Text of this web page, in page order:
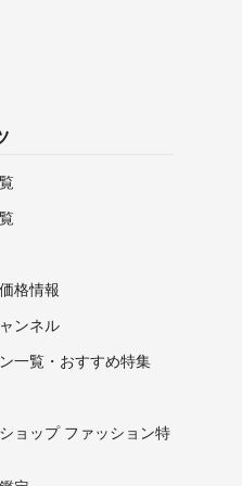
格情報
ンネル
一覧・おすすめ特集
ョップ ファッション特